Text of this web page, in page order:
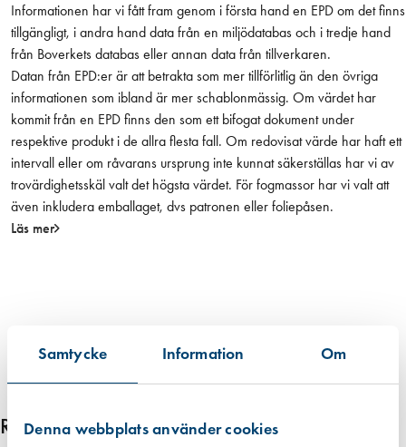
Samtycke Information Om
Denna webbplats använder cookies
m
m
m
ä
n
g
d
Informationen har vi fått fram genom i första hand en EPD om det finns
tillgängligt, i andra hand data från en miljödatabas och i tredje hand
från Boverkets databas eller annan data från tillverkaren.
Datan från EPD:er är att betrakta som mer tillförlitlig än den övriga
informationen som ibland är mer schablonmässig. Om värdet har
kommit från en EPD finns den som ett bifogat dokument under
respektive produkt i de allra flesta fall. Om redovisat värde har haft ett
intervall eller om råvarans ursprung inte kunnat säkerställas har vi av
trovärdighetsskäl valt det högsta värdet. För fogmassor har vi valt att
även inkludera emballaget, dvs patronen eller foliepåsen.
Läs mer
Relaterade produkter